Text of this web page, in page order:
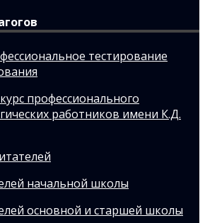
тестирование
профессионального
работников имени К.Д.
начальной школы
основной и старшей школы